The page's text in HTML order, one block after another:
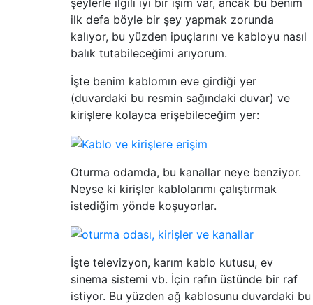
şeylerle ilgili iyi bir işim var, ancak bu benim
ilk defa böyle bir şey yapmak zorunda
kalıyor, bu yüzden ipuçlarını ve kabloyu nasıl
balık tutabileceğimi arıyorum.
İşte benim kablomın eve girdiği yer
(duvardaki bu resmin sağındaki duvar) ve
kirişlere kolayca erişebileceğim yer:
Oturma odamda, bu kanallar neye benziyor.
Neyse ki kirişler kablolarımı çalıştırmak
istediğim yönde koşuyorlar.
İşte televizyon, karım kablo kutusu, ev
sinema sistemi vb. İçin rafın üstünde bir raf
istiyor. Bu yüzden ağ kablosunu duvardaki bu